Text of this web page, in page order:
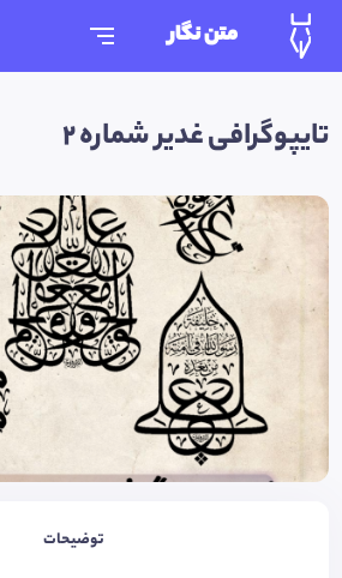
متن نگار
تایپوگرافی غدیر شماره ۲
توضیحات